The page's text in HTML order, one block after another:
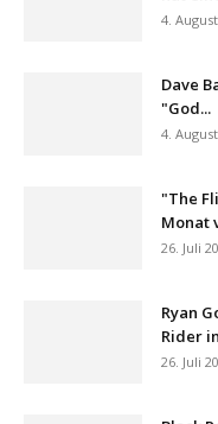
4.
Dave
"God...
4.
"The
Monat
26. Juli
Ryan
Rider
26. Juli